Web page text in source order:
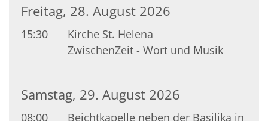
Freitag, 28. August 2026
15:30
Kirche St. Helena
ZwischenZeit - Wort und Musik
Samstag, 29. August 2026
08:00 Beichtkapelle neben der Basilika in